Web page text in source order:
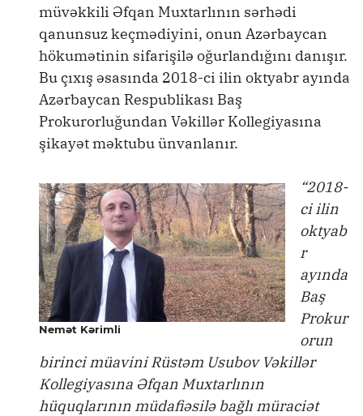
müvəkkili Əfqan Muxtarlının sərhədi
qanunsuz keçmədiyini, onun Azərbaycan
hökumətinin sifarişilə oğurlandığını danışır.
Bu çıxış əsasında 2018-ci ilin oktyabr ayında
Azərbaycan Respublikası Baş
Prokurorluğundan Vəkillər Kollegiyasına
şikayət məktubu ünvanlanır.
Nemət Kərimli
“2018-
ci ilin
oktyab
r
ayında
Baş
Prokur
orun
birinci müavini Rüstəm Usubov Vəkillər
Kollegiyasına Əfqan Muxtarlının
hüquqlarının müdafiəsilə bağlı müraciət